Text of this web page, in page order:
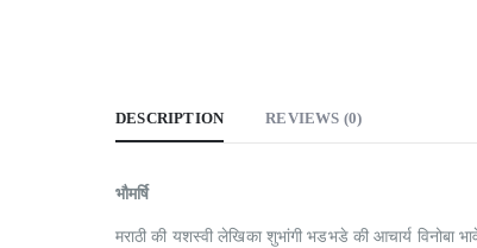
DESCRIPTION REVIEWS (0)
भौमर्षि
मराठी की यशस्वी लेखिका शुभांगी भडभडे की आचार्य विनोबा